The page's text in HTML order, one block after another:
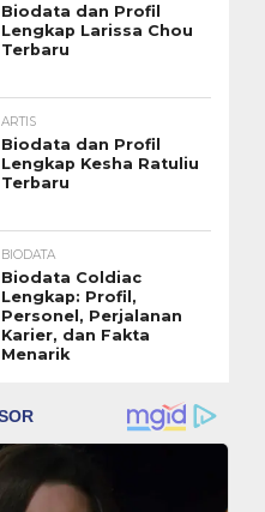
Biodata dan Profil
Lengkap Larissa Chou
Terbaru
ARTIS
Biodata dan Profil
Lengkap Kesha Ratuliu
Terbaru
BIODATA
Biodata Coldiac
Lengkap: Profil,
Personel, Perjalanan
Karier, dan Fakta
Menarik